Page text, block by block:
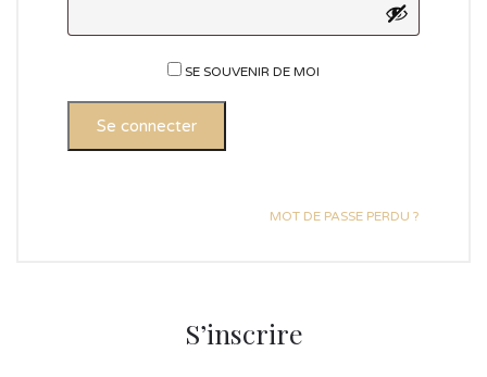
SE SOUVENIR DE MOI
Se connecter
MOT DE PASSE PERDU ?
S’inscrire